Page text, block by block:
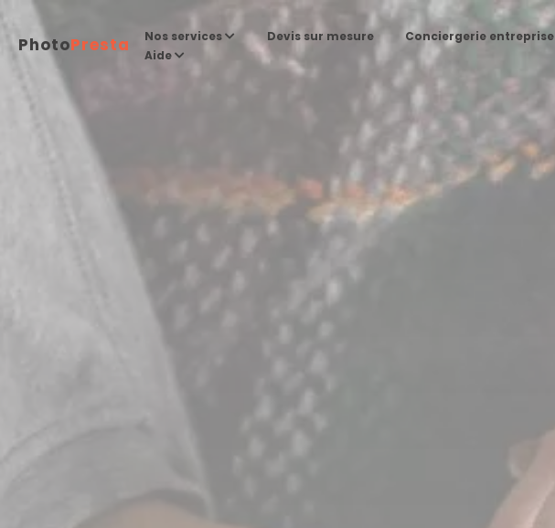
PhotoPresta Nos services Devis sur mesure Conciergerie entreprise
Aide